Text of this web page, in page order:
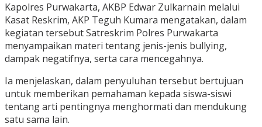
Kapolres Purwakarta, AKBP Edwar Zulkarnain melalui
Kasat Reskrim, AKP Teguh Kumara mengatakan, dalam
kegiatan tersebut Satreskrim Polres Purwakarta
menyampaikan materi tentang jenis-jenis bullying,
dampak negatifnya, serta cara mencegahnya.
Ia menjelaskan, dalam penyuluhan tersebut bertujuan
untuk memberikan pemahaman kepada siswa-siswi
tentang arti pentingnya menghormati dan mendukung
satu sama lain.